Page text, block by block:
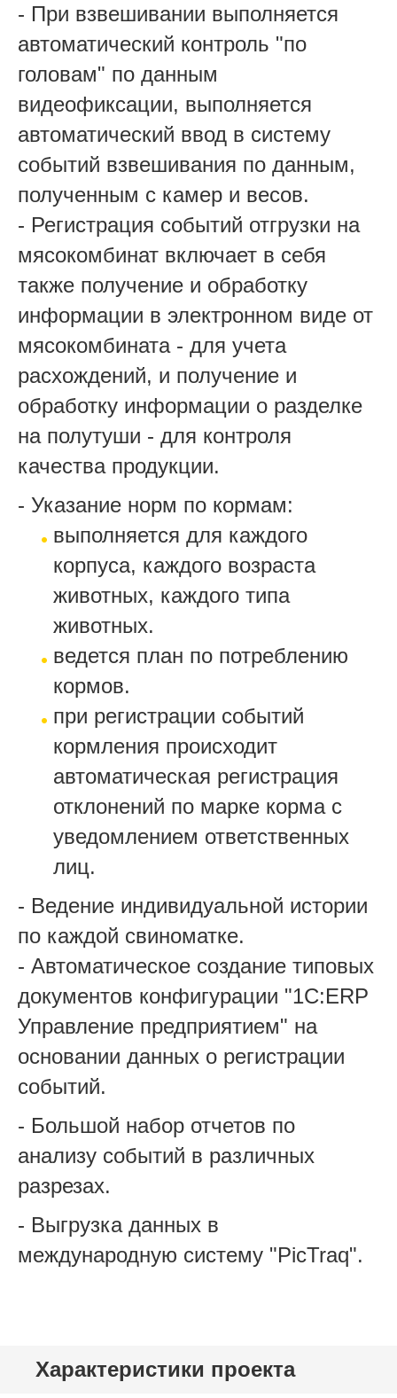
- При взвешивании выполняется
автоматический контроль "по
головам" по данным
видеофиксации, выполняется
автоматический ввод в систему
событий взвешивания по данным,
полученным с камер и весов.
- Регистрация событий отгрузки на
мясокомбинат включает в себя
также получение и обработку
информации в электронном виде от
мясокомбината - для учета
расхождений, и получение и
обработку информации о разделке
на полутуши - для контроля
качества продукции.
- Указание норм по кормам:
выполняется для каждого
корпуса, каждого возраста
животных, каждого типа
животных.
ведется план по потреблению
кормов.
при регистрации событий
кормления происходит
автоматическая регистрация
отклонений по марке корма с
уведомлением ответственных
лиц.
- Ведение индивидуальной истории
по каждой свиноматке.
- Автоматическое создание типовых
документов конфигурации "1С:ERP
Управление предприятием" на
основании данных о регистрации
событий.
- Большой набор отчетов по
анализу событий в различных
разрезах.
- Выгрузка данных в
международную систему "PicTraq".
Характеристики проекта